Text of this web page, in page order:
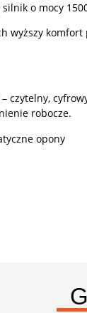
o mocy
wyższy komfort
czytelny,
robocze.
opony